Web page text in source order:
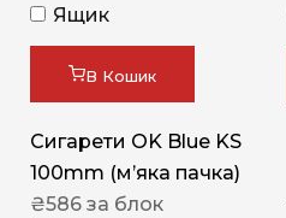
Ящик
В Кошик
Сигарети OK Blue KS
100mm (м’яка пачка)
₴586 за блок